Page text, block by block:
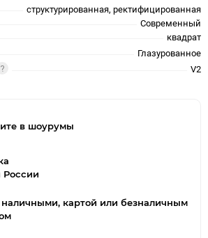
структурированная, ректифицированная
Современный
квадрат
Глазурованное
V2
в шоурумы
России
картой или безналичным